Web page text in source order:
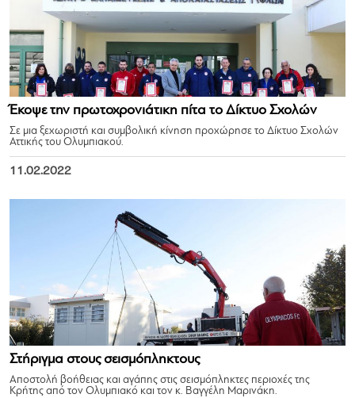
Έκοψε την πρωτοχρονιάτικη πίτα το Δίκτυο Σχολών
Σε μια ξεχωριστή και συμβολική κίνηση προχώρησε το Δίκτυο Σχολών
Αττικής του Ολυμπιακού.
11.02.2022
Στήριγμα στους σεισμόπληκτους
Αποστολή βοήθειας και αγάπης στις σεισμόπληκτες περιοχές της
Κρήτης από τον Ολυμπιακό και τον κ. Βαγγέλη Μαρινάκη.